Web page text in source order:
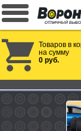
Товаров в
на сумму
0 руб.